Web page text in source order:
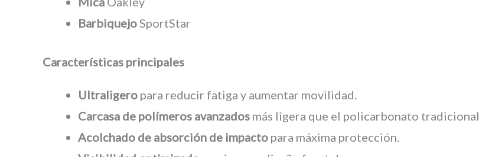
Barbiquejo SportStar
Características principales
Ultraligero para reducir fatiga y aumentar movilidad.
Carcasa de polímeros avanzados más ligera que el policarbonato tradicional.
Acolchado de absorción de impacto para máxima protección.